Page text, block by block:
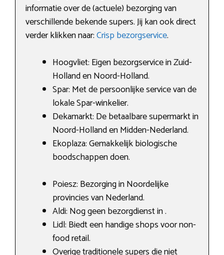
informatie over de (actuele) bezorging van
verschillende bekende supers. Jij kan ook direct
verder klikken naar:Crisp bezorgservice.
Hoogvliet: Eigen bezorgservice in Zuid-
Holland en Noord-Holland.
Spar: Met de persoonlijke service van de
lokale Spar-winkelier.
Dekamarkt: De betaalbare supermarkt in
Noord-Holland en Midden-Nederland.
Ekoplaza: Gemakkelijk biologische
boodschappen doen.
Poiesz: Bezorging in Noordelijke
provincies van Nederland.
Aldi: Nog geen bezorgdienst in .
Lidl: Biedt een handige shops voor non-
food retail.
Overige traditionele supers die niet